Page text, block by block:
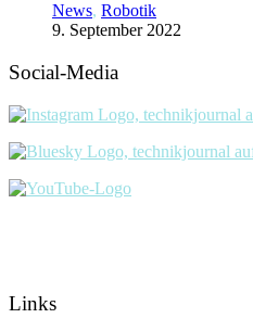
News, Robotik
9. September 2022
Social-Media
Links